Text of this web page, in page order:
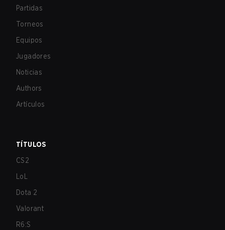
Partidas
Torneos
Equipos
Jugadores
Noticias
Authors
Artículos
TÍTULOS
CS2
LoL
Dota 2
Valorant
R6:S